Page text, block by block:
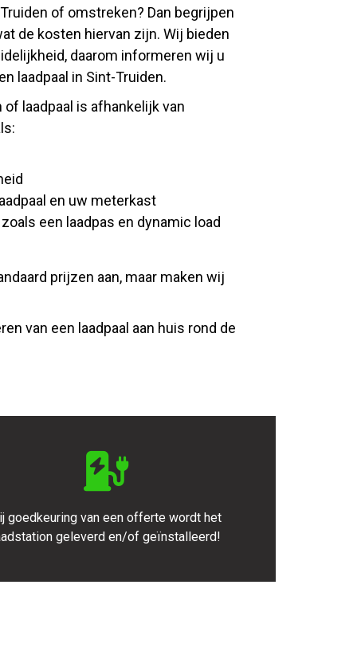
of omstreken? Dan begrijpen
de kosten hiervan zijn. Wij bieden
daarom informeren wij u
laadpaal in Sint-Truiden.
laadpaal is afhankelijk van
en uw meterkast
een laadpas en dynamic load
prijzen aan, maar maken wij
van een laadpaal aan huis rond de
goedkeuring van een offerte wordt het
geleverd en/of geïnstalleerd!